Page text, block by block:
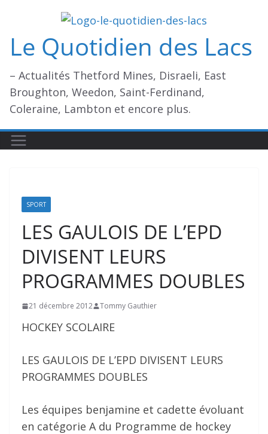
contenu
Le Quotidien des Lacs
– Actualités Thetford Mines, Disraeli, East
Broughton, Weedon, Saint-Ferdinand,
Coleraine, Lambton et encore plus.
SPORT
LES GAULOIS DE L’EPD
DIVISENT LEURS
PROGRAMMES DOUBLES
21 décembre 2012 Tommy Gauthier
HOCKEY SCOLAIRE
LES GAULOIS DE L’EPD DIVISENT LEURS
PROGRAMMES DOUBLES
Les équipes benjamine et cadette évoluant
en catégorie A du Programme de hockey